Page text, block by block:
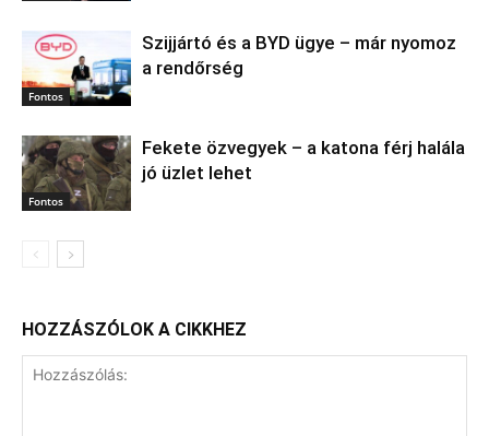
Fontos
Szijjártó és a BYD ügye – már nyomoz
a rendőrség
Fontos
Fekete özvegyek – a katona férj halála
jó üzlet lehet
HOZZÁSZÓLOK A CIKKHEZ